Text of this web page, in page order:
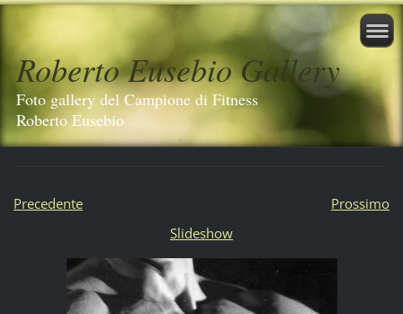
Roberto Eusebio Gallery
Foto gallery del Campione di Fitness
Roberto Eusebio
Precedente
Prossimo
Slideshow